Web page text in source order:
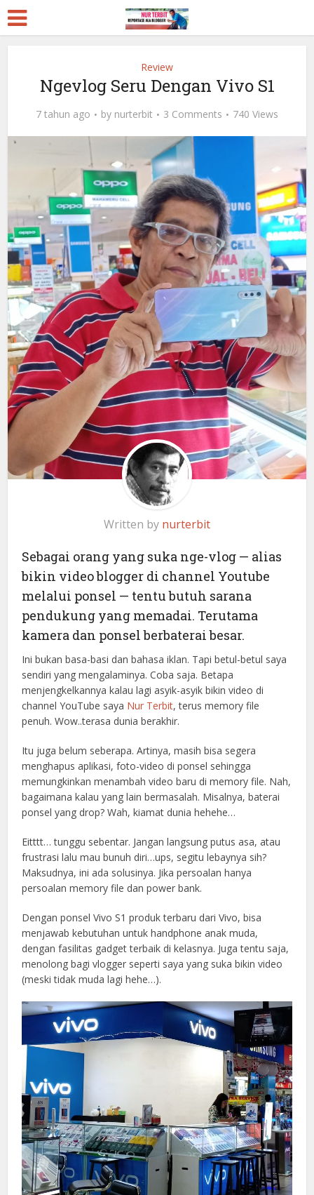
Review
Ngevlog Seru Dengan Vivo S1
7 tahun ago by nurterbit 3 Comments 740 Views
Written by nurterbit
Sebagai orang yang suka nge-vlog — alias
bikin video blogger di channel Youtube
melalui ponsel — tentu butuh sarana
pendukung yang memadai. Terutama
kamera dan ponsel berbaterai besar.
Ini bukan basa-basi dan bahasa iklan. Tapi betul-betul saya
sendiri yang mengalaminya. Coba saja. Betapa
menjengkelkannya kalau lagi asyik-asyik bikin video di
channel YouTube saya Nur Terbit, terus memory file
penuh. Wow..terasa dunia berakhir.
Itu juga belum seberapa. Artinya, masih bisa segera
menghapus aplikasi, foto-video di ponsel sehingga
memungkinkan menambah video baru di memory file. Nah,
bagaimana kalau yang lain bermasalah. Misalnya, baterai
ponsel yang drop? Wah, kiamat dunia hehehe…
Eitttt… tunggu sebentar. Jangan langsung putus asa, atau
frustrasi lalu mau bunuh diri…ups, segitu lebaynya sih?
Maksudnya, ini ada solusinya. Jika persoalan hanya
persoalan memory file dan power bank.
Dengan ponsel Vivo S1 produk terbaru dari Vivo, bisa
menjawab kebutuhan untuk handphone anak muda,
dengan fasilitas gadget terbaik di kelasnya. Juga tentu saja,
menolong bagi vlogger seperti saya yang suka bikin video
(meski tidak muda lagi hehe…).